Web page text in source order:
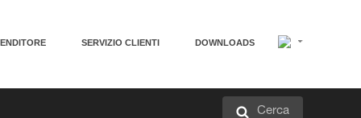
SERVIZIO CLIENTI DOWNLOADS
Cerca